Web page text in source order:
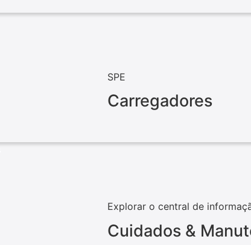
SPE
Carregadores
Explorar o central de
Cuidados &